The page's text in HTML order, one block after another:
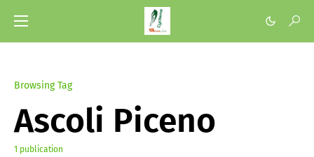
Browsing Tag
Ascoli Piceno
1 publication